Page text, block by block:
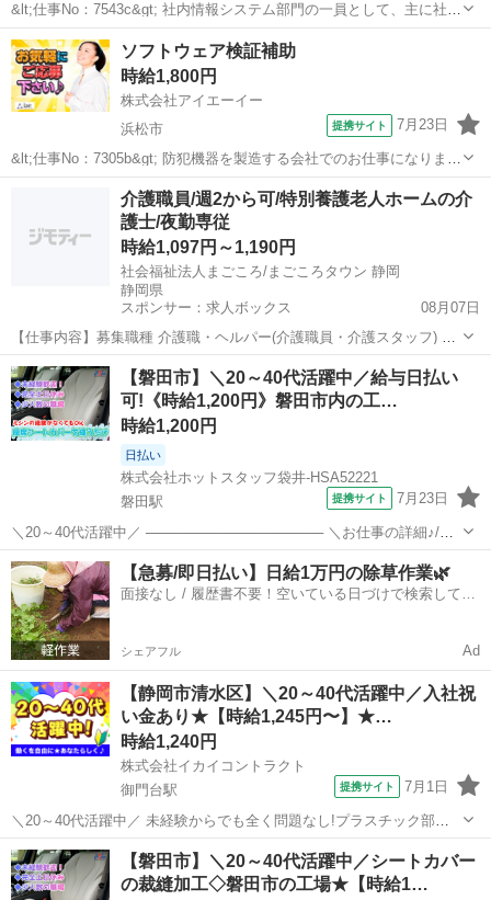
&lt;仕事No：7543c&gt; 社内情報システム部門の一員として、主に社内
IT機器の管理・ヘルプデスク業務を担当してもらいます。詳しくは下
記の通りです。 【業務内容】 ・WindowsPC、周辺機器(プリンター・
複...
静岡 富士市 富士駅 その他
ソフトウェア検証補助
時給1,800円
株式会社アイエーイー
浜松市
提携サイト 7月23日
&lt;仕事No：7305b&gt; 防犯機器を製造する会社でのお仕事になります
♪ 主なお仕事内容は、ソフトウェアの検証作業 (試験仕様書に基いて動
作確認)・デジタルレコーダ本体操作・カメラ等の配線・PC等からの接
続確認...
その他
介護職員/週2から可/特別養護老人ホームの介
護士/夜勤専従
時給1,097円～1,190円
社会福祉法人まごころ/まごころタウン 静岡
静岡県
スポンサー：求人ボックス
08月07日
【仕事内容】募集職種 介護職・ヘルパー(介護職員・介護スタッフ) パ
ート・アルバイト 仕事内容 身体介護、食事介助、排泄介助、生活援
助、リネン交換 給与・手当 <給与> 時給1,097〜1,190円 <給与の備考>
夜勤 13,7...
アルバイト・パート
【磐田市】＼20～40代活躍中／給与日払い
可!《時給1,200円》磐田市内の工…
時給1,200円
日払い
株式会社ホットスタッフ袋井-HSA52221
磐田駅
提携サイト 7月23日
＼20～40代活躍中／ ────────────────── ＼お仕事の詳細♪/
────────────────── 車やバイクの座席に使われる シートカバ
ーを作っている会社さん★ 生地と生地を縫い合わせる ミシンを...
静岡 磐田市 磐田駅 その他
【急募/即日払い】日給1万円の除草作業🌿
面接なし / 履歴書不要！空いている日づけで検索して即
シェアフル Ad
【静岡市清水区】＼20～40代活躍中／入社祝
い金あり★【時給1,245円〜】★…
時給1,240円
株式会社イカイコントラクト
御門台駅
提携サイト 7月1日
＼20～40代活躍中／ 未経験からでも全く問題なし!プラスチック部品
の塗装補助・検査作業 静岡清水区の車のフォグランプを製造している
工場でのお仕事です。 フォグランプに使用するプラスチック部品の塗
装補助作業をお任せします...
静岡 静岡市 御門台駅
【磐田市】＼20～40代活躍中／シートカバー
の裁縫加工◇磐田市の工場★【時給1…